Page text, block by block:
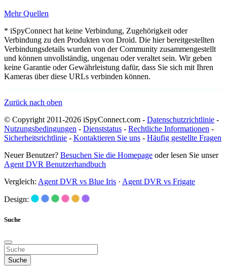
Mehr Quellen
* iSpyConnect hat keine Verbindung, Zugehörigkeit oder
Verbindung zu den Produkten von Droid. Die hier bereitgestellten
Verbindungsdetails wurden von der Community zusammengestellt
und können unvollständig, ungenau oder veraltet sein. Wir geben
keine Garantie oder Gewährleistung dafür, dass Sie sich mit Ihren
Kameras über diese URLs verbinden können.
Zurück nach oben
© Copyright 2011-2026 iSpyConnect.com - Datenschutzrichtlinie -
Nutzungsbedingungen - Dienststatus - Rechtliche Informationen -
Sicherheitsrichtlinie - Kontaktieren Sie uns - Häufig gestellte Fragen
Neuer Benutzer? Besuchen Sie die Homepage oder lesen Sie unser
Agent DVR Benutzerhandbuch
Vergleich: Agent DVR vs Blue Iris · Agent DVR vs Frigate
Design:
Suche
Suche